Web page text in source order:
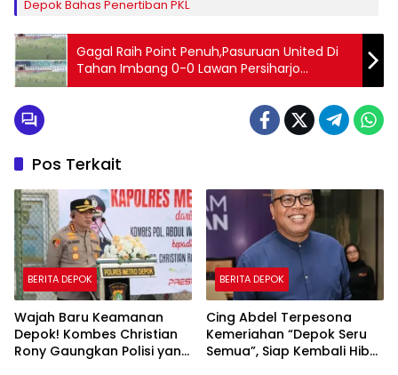
Depok Bahas Penertiban PKL
Gagal Raih Point Penuh,Pasuruan United Di
Tahan Imbang 0-0 Lawan Persiharjo
Sukoharjo
Pos Terkait
BERITA DEPOK
Wajah Baru Keamanan
Depok! Kombes Christian
Rony Gaungkan Polisi yang
BERITA DEPOK
Cing Abdel Terpesona
Kemeriahan “Depok Seru
Semua”, Siap Kembali Hibur